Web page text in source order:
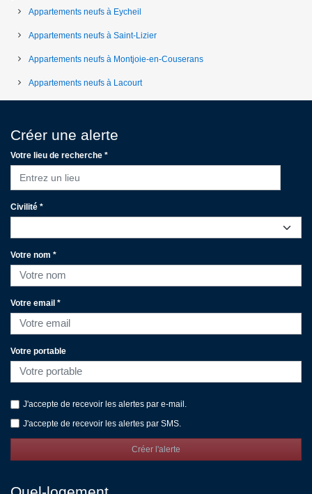
Appartements neufs à Eycheil
Appartements neufs à Saint-Lizier
Appartements neufs à Montjoie-en-Couserans
Appartements neufs à Lacourt
Créer une alerte
Votre lieu de recherche *
Entrez un lieu
Civilité *
Votre nom *
Votre email *
Votre portable
J'accepte de recevoir les alertes par e-mail.
J'accepte de recevoir les alertes par SMS.
Créer l'alerte